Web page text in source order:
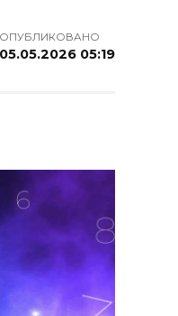
ОПУБЛИКОВАНО
05.05.2026 05:19